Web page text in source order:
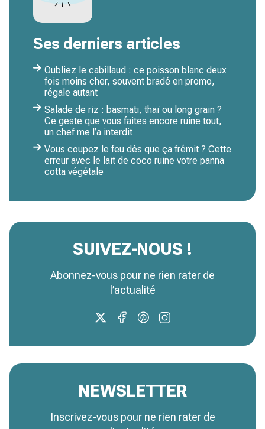
Ses derniers articles
Oubliez le cabillaud : ce poisson blanc deux
fois moins cher, souvent bradé en promo,
régale autant
Salade de riz : basmati, thaï ou long grain ?
Ce geste que vous faites encore ruine tout,
un chef me l’a interdit
Vous coupez le feu dès que ça frémit ? Cette
erreur avec le lait de coco ruine votre panna
cotta végétale
SUIVEZ-NOUS !
Abonnez-vous pour ne rien rater de
l’actualité
NEWSLETTER
Inscrivez-vous pour ne rien rater de